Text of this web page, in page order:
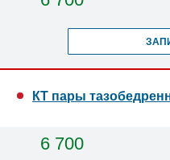
КТ пары
6 700